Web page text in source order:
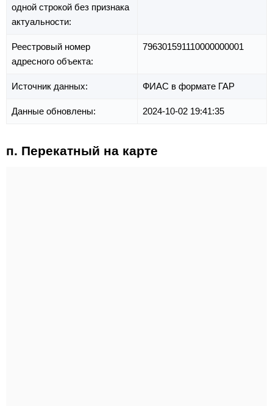
одной строкой без признака
актуальности:
Реестровый номер
адресного объекта:
796301591110000000001
Источник данных: ФИАС в формате ГАР
Данные обновлены: 2024-10-02 19:41:35
п. Перекатный на карте